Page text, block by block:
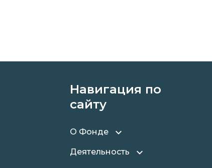
Навигация по
сайту
О Фонде
Деятельность